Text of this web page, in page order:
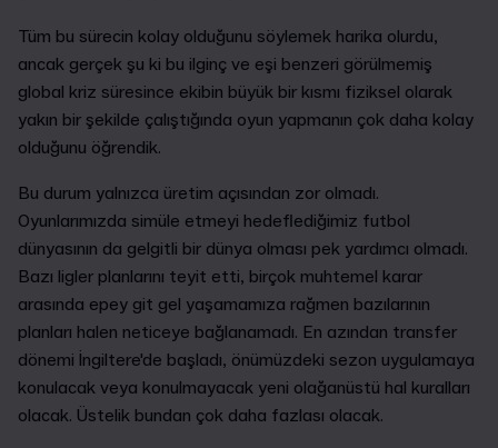
Tüm bu sürecin kolay olduğunu söylemek harika olurdu,
ancak gerçek şu ki bu ilginç ve eşi benzeri görülmemiş
global kriz süresince ekibin büyük bir kısmı fiziksel olarak
yakın bir şekilde çalıştığında oyun yapmanın çok daha kolay
olduğunu öğrendik.
Bu durum yalnızca üretim açısından zor olmadı.
Oyunlarımızda simüle etmeyi hedeflediğimiz futbol
dünyasının da gelgitli bir dünya olması pek yardımcı olmadı.
Bazı ligler planlarını teyit etti, birçok muhtemel karar
arasında epey git gel yaşamamıza rağmen bazılarının
planları halen neticeye bağlanamadı. En azından transfer
dönemi İngiltere'de başladı, önümüzdeki sezon uygulamaya
konulacak veya konulmayacak yeni olağanüstü hal kuralları
olacak. Üstelik bundan çok daha fazlası olacak.